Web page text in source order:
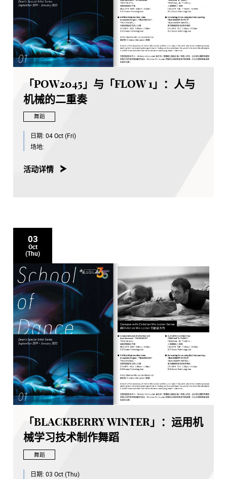
「POW2045」与「FLOW 1」：人与
机械的二重奏
舞蹈
日期: 04 Oct (Fri)
场地:
活动详情
03
Oct
(Thu)
「BLACKBERRY WINTER」：运用机
械学习技术制作舞蹈
舞蹈
日期: 03 Oct (Thu)